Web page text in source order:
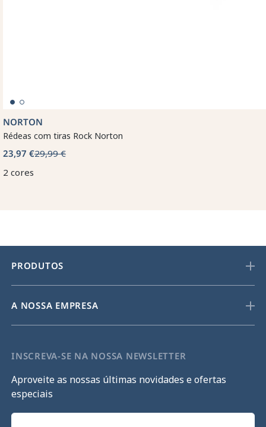
NORTON
Rédeas com tiras Rock Norton
23,97 €29,99 €
2 cores
PRODUTOS
A NOSSA EMPRESA
INSCREVA-SE NA NOSSA NEWSLETTER
Aproveite as nossas últimas novidades e ofertas
especiais